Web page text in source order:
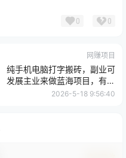
0 0
网赚项目
纯手机电脑打字搬砖，副业可
发展主业来做蓝海项目，有手
就行，几秒一单，不限单量，
2026-5-18 9:56:40